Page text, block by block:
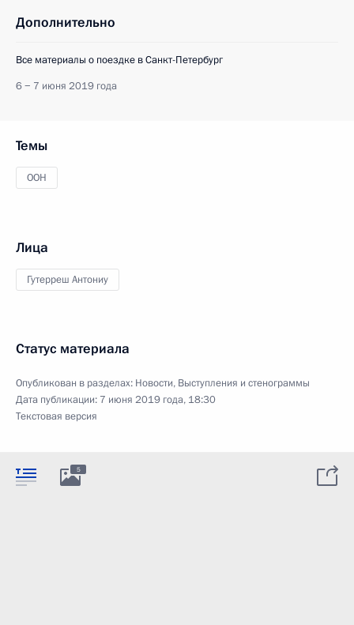
Дополнительно
Все материалы о поездке в Санкт-Петербург
6 − 7 июня 2019 года
Темы
ООН
Лица
Гутерреш Антониу
Статус материала
Опубликован в разделах: Новости, Выступления и стенограммы
Дата публикации: 7 июня 2019 года, 18:30
Текстовая версия
5